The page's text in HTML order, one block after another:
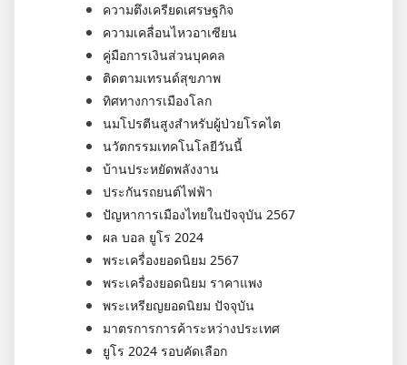
ความตึงเครียดเศรษฐกิจ
ความเคลื่อนไหวอาเซียน
คู่มือการเงินส่วนบุคคล
ติดตามเทรนด์สุขภาพ
ทิศทางการเมืองโลก
นมโปรตีนสูงสำหรับผู้ป่วยโรคไต
นวัตกรรมเทคโนโลยีวันนี้
บ้านประหยัดพลังงาน
ประกันรถยนต์ไฟฟ้า
ปัญหาการเมืองไทยในปัจจุบัน 2567
ผล บอล ยูโร 2024
พระเครื่องยอดนิยม 2567
พระเครื่องยอดนิยม ราคาแพง
พระเหรียญยอดนิยม ปัจจุบัน
มาตรการการค้าระหว่างประเทศ
ยูโร 2024 รอบคัดเลือก